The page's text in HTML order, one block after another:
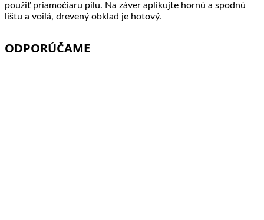
použiť priamočiaru pílu. Na záver aplikujte hornú a spodnú
lištu a voilá, drevený obklad je hotový.
ODPORÚČAME